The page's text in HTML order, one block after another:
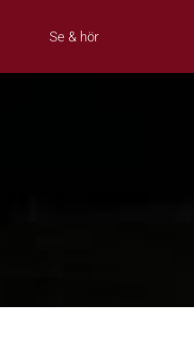
Se & hör